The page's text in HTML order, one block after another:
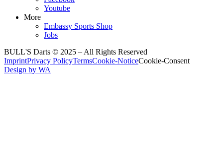
Youtube
More
Embassy Sports Shop
Jobs
BULL'S Darts © 2025 – All Rights Reserved
ImprintPrivacy PolicyTermsCookie-NoticeCookie-Consent
Design by WA